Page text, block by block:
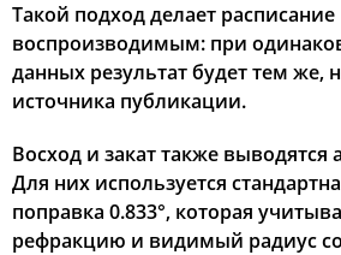
24, Пн 04:05 06:04 13:09
25, Вт 04:08 06:05 13:09
27, Чт 04:13 06:09 13:08
28, Пт 04:15 06:10 13:08
Такой подход делает расписание
воспроизводимым: при
данных результат будет тем же,
источника публикации.
Восход и закат также выводятся
Для них используется
поправка 0.833°, которая
рефракцию и видимый радиус